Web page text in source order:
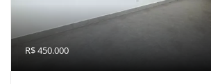
R$ 450.000